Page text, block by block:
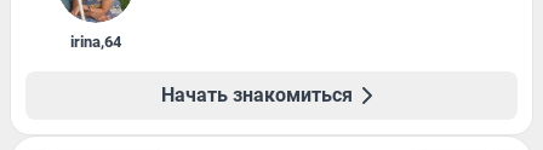
irina,64
Начать знакомиться